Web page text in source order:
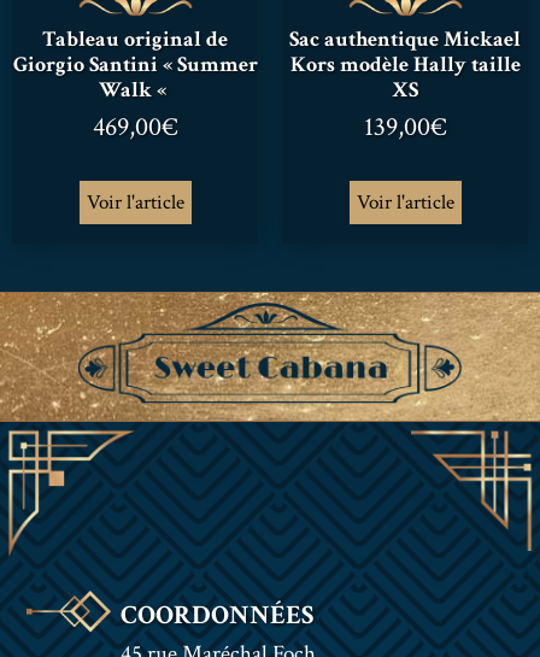
Tableau original de
Giorgio Santini « Summer
Walk «
469,00€
Voir l'article
Sac authentique Mickael
Kors modèle Hally taille
XS
139,00€
Voir l'article
COORDONNÉES